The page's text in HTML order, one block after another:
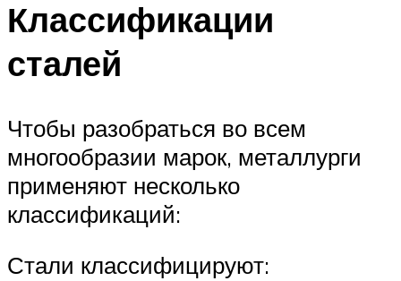
Классификации
сталей
Чтобы разобраться во всем
многообразии марок, металлурги
применяют несколько
классификаций:
Стали классифицируют: